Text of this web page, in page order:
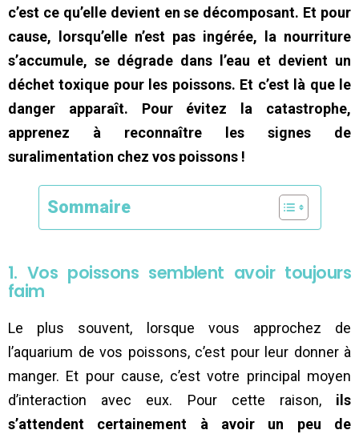
c’est ce qu’elle devient en se décomposant. Et pour
cause, lorsqu’elle n’est pas ingérée, la nourriture
s’accumule, se dégrade dans l’eau et devient un
déchet toxique pour les poissons. Et c’est là que le
danger apparaît. Pour évitez la catastrophe,
apprenez à reconnaître les signes de
suralimentation chez vos poissons !
Sommaire
1. Vos poissons semblent avoir toujours
faim
Le plus souvent, lorsque vous approchez de
l’aquarium de vos poissons, c’est pour leur donner à
manger. Et pour cause, c’est votre principal moyen
d’interaction avec eux. Pour cette raison, ils
s’attendent certainement à avoir un peu de